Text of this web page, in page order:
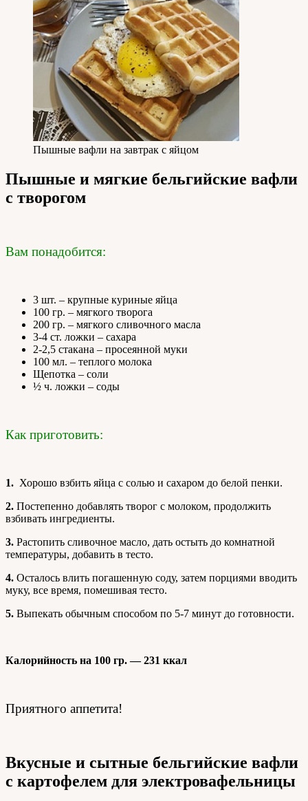
Пышные вафли на завтрак с яйцом
Пышные и мягкие бельгийские вафли
с творогом
Вам понадобится:
3 шт. – крупные куриные яйца
100 гр. – мягкого творога
200 гр. – мягкого сливочного масла
3-4 ст. ложки – сахара
2-2,5 стакана – просеянной муки
100 мл. – теплого молока
Щепотка – соли
½ ч. ложки – соды
Как приготовить:
1. Хорошо взбить яйца с солью и сахаром до белой пенки.
2. Постепенно добавлять творог с молоком, продолжить
взбивать ингредиенты.
3. Растопить сливочное масло, дать остыть до комнатной
температуры, добавить в тесто.
4. Осталось влить погашенную соду, затем порциями вводить
муку, все время, помешивая тесто.
5. Выпекать обычным способом по 5-7 минут до готовности.
Калорийность на 100 гр. — 231 ккал
Приятного аппетита!
Вкусные и сытные бельгийские вафли
с картофелем для электровафельницы